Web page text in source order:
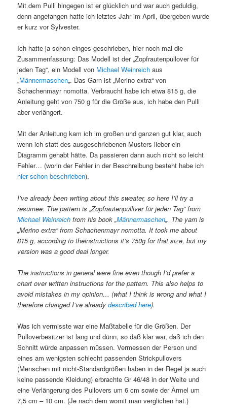
Mit dem Pulli hingegen ist er glücklich und war auch geduldig,
denn angefangen hatte ich letztes Jahr im April, übergeben wurde
er kurz vor Sylvester.
Ich hatte ja schon einges geschrieben, hier noch mal die
Zusammenfassung: Das Modell ist der „Zopfrautenpullover für
jeden Tag“, ein Modell von Michael Weinreich aus
„Männermaschen„. Das Garn ist „Merino extra“ von
Schachenmayr nomotta. Verbraucht habe ich etwa 815 g, die
Anleitung geht von 750 g für die Größe aus, ich habe den Pulli
aber verlängert.
Mit der Anleitung kam ich im großen und ganzen gut klar, auch
wenn ich statt des ausgeschriebenen Musters lieber ein
Diagramm gehabt hätte. Da passieren dann auch nicht so leicht
Fehler… (worin der Fehler in der Beschreibung besteht habe ich
hier schon beschrieben).
I’ve already been writing about this sweater, so here I’ll try a
resumee: The pattern is „Zopfrautenpulliver für jeden Tag“ from
Michael Weinreich from his book „Männermaschen„. The yarn is
„Merino extra“ from Schachenmayr nomotta. It took me about
815 g, according to theinstructions it’s 750g for that size, but my
version was a good deal longer.
The instructions in general were fine even though I’d prefer a
chart over written instructions for the pattern. This also helps to
avoid mistakes in my opinion… (what I think is wrong and what I
therefore changed I’ve alreadydescribed here).
Was ich vermisste war eine Maßtabelle für die Größen. Der
Pulloverbesitzer ist lang und dünn, so daß klar war, daß ich den
Schnitt würde anpassen müssen. Vermessen der Person und
eines am wenigsten schlecht passenden Strickpullovers
(Menschen mit nicht-Standardgrößen haben in der Regel ja auch
keine passende Kleidung) erbrachte Gr 46/48 in der Weite und
eine Verlängerung des Pullovers um 6 cm sowie der Ärmel um
7,5 cm – 10 cm. (Je nach dem womit man verglichen hat.)